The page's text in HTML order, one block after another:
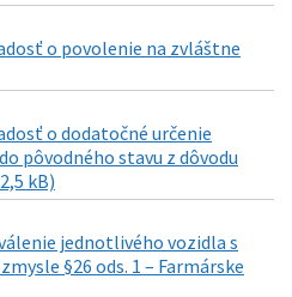
o povolenie na zvláštne
o dodatočné určenie
pôvodného stavu z dôvodu
kB)
jednotlivého vozidla s
§26 ods. 1 – Farmárske